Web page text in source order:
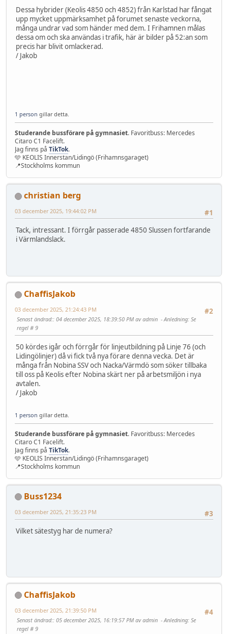
Dessa hybrider (Keolis 4850 och 4852) från Karlstad har fångat
upp mycket uppmärksamhet på forumet senaste veckorna,
många undrar vad som händer med dem. I Frihamnen målas
dessa om och ska användas i trafik, här är bilder på 52:an som
precis har blivit omlackerad.
/ Jakob
1 person gillar detta.
Studerande bussförare på gymnasiet. Favoritbuss: Mercedes
Citaro C1 Facelift.
Jag finns på TikTok.
🩵 KEOLIS Innerstan/Lidingö (Frihamnsgaraget)
📍Stockholms kommun
christian berg
#1
03 december 2025, 19:44:02 PM
Tack, intressant. I förrgår passerade 4850 Slussen fortfarande
i Värmlandslack.
ChaffisJakob
#2
03 december 2025, 21:24:43 PM
Senast ändrad:: 04 december 2025, 18:39:50 PM av admin Anledning: Se
regel # 9
50 kördes igår och förrgår för linjeutbildning på Linje 76 (och
Lidingölinjer) då vi fick två nya förare denna vecka. Det är
många från Nobina SSV och Nacka/Värmdö som söker tillbaka
till oss på Keolis efter Nobina skärt ner på arbetsmiljön i nya
avtalen.
/ Jakob
1 person gillar detta.
Studerande bussförare på gymnasiet. Favoritbuss: Mercedes
Citaro C1 Facelift.
Jag finns på TikTok.
🩵 KEOLIS Innerstan/Lidingö (Frihamnsgaraget)
📍Stockholms kommun
Buss1234
#3
03 december 2025, 21:35:23 PM
Vilket sätestyg har de numera?
ChaffisJakob
#4
03 december 2025, 21:39:50 PM
Senast ändrad:: 05 december 2025, 16:19:57 PM av admin Anledning: Se
regel # 9